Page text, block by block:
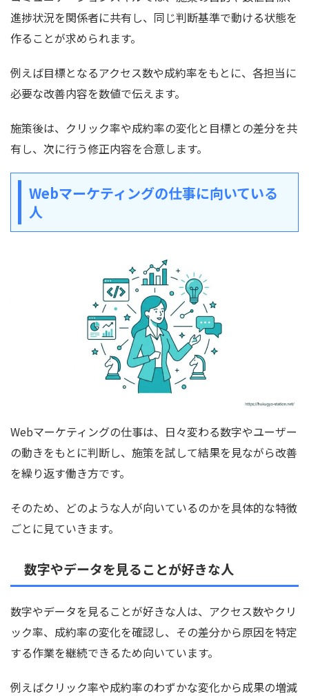
進捗状況を関係者に共有し、同じ判断基準で動ける状態を
作ることが求められます。
例えば目標となるアクセス数や成約率をもとに、各担当に
必要な改善内容を数値で伝えます。
施策後は、クリック率や成約率の変化と目標との差分を共
有し、次に行う修正内容を合意します。
Webマーケティングの仕事に向いている
人
Webマーケティングの仕事は、日々変わる数字やユーザー
の動きをもとに判断し、施策を試して結果を見ながら改善
を繰り返す働き方です。
そのため、どのような人が向いているのかを具体的な特徴
ごとに見ていきます。
数字やデータを見ることが好きな人
数字やデータを見ることが好きな人は、アクセス数やクリ
ック率、成約率の変化を確認し、その差分から原因を特定
する作業を継続できるため向いています。
例えばクリック率や成約率のわずかな変化から成果の増減